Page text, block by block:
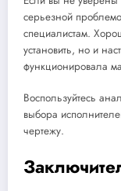
серьезной
специалистам.
установить, но и
функционировала
Воспользуйтесь
выбора
чертежу.